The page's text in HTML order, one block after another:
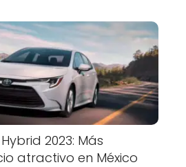
2023: Más
atractivo en México